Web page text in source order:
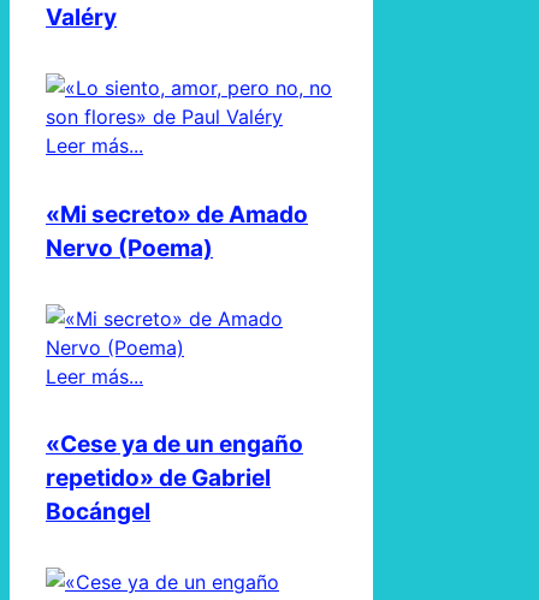
Valéry
Leer más...
«Mi secreto» de Amado
Nervo (Poema)
Leer más...
«Cese ya de un engaño
repetido» de Gabriel
Bocángel